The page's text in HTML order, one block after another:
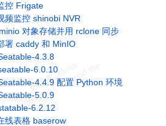
控 Frigate
频监控 shinobi NVR
对象存储并用 rclone 同步
署 caddy 和 MinIO
4.3.8
6.0.10
4.4.9 配置 Python 环境
5.0.9
6.2.12
线表格 baserow